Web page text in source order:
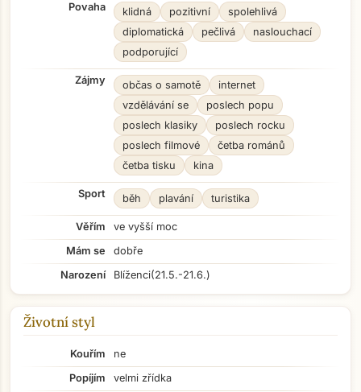
Povaha klidná pozitivní
spolehlivá
diplomatická
pečlivá
naslouchací
podporující
Zájmy občas o samotě
internet
vzdělávání se
poslech popu
poslech klasiky
poslech rocku
poslech filmové
četba románů
četba tisku
kina
Sport běh plavání turistika
Věřím
ve vyšší moc
Mám se
dobře
Narození
Blíženci(21.5.-21.6.)
Životní styl
Kouřím
ne
Popíjím
velmi zřídka